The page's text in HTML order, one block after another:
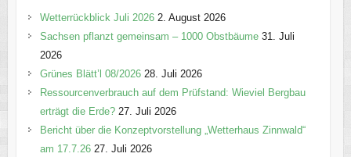
o
r
e
n
Wetterrückblick Juli 2026 2. August 2026
Sachsen pflanzt gemeinsam – 1000 Obstbäume 31. Juli
2026
Grünes Blätt’l 08/2026 28. Juli 2026
Ressourcenverbrauch auf dem Prüfstand: Wieviel Bergbau
erträgt die Erde? 27. Juli 2026
Bericht über die Konzeptvorstellung „Wetterhaus Zinnwald“
am 17.7.26 27. Juli 2026